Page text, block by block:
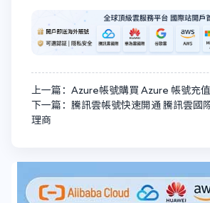
上一篇：Azure帳號購買 Azure 帳號充
下一篇：騰訊雲帳號快速開通 騰訊雲國
理商